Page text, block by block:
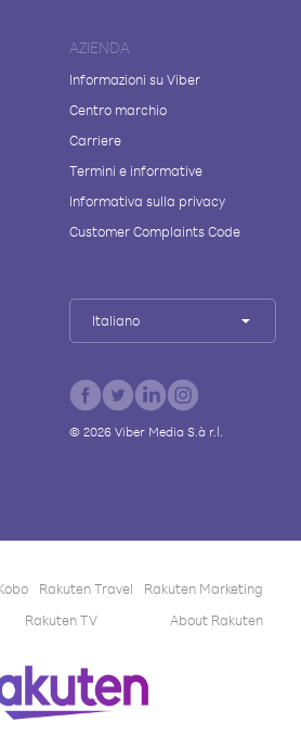
AZIENDA
Informazioni su Viber
Centro marchio
Carriere
Termini e informative
Informativa sulla privacy
Customer Complaints Code
Italiano
© 2026Viber Media S.à r.l.
Rakuten Travel
Rakuten Marketing
Rakuten TV About Rakuten